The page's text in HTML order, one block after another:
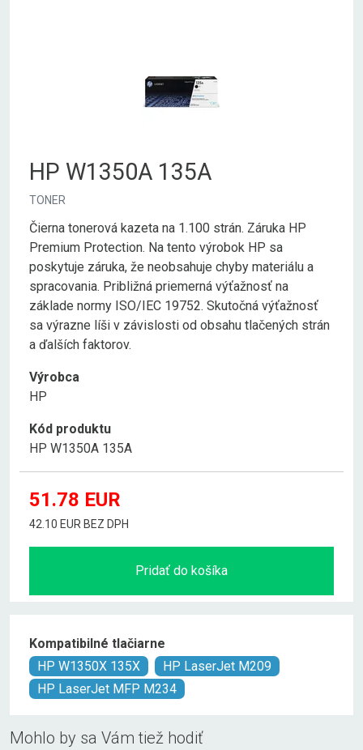
HP W1350A 135A
TONER
Čierna tonerová kazeta na 1.100 strán. Záruka HP
Premium Protection. Na tento výrobok HP sa
poskytuje záruka, že neobsahuje chyby materiálu a
spracovania. Približná priemerná výťažnosť na
základe normy ISO/IEC 19752. Skutočná výťažnosť
sa výrazne líši v závislosti od obsahu tlačených strán
a ďalších faktorov.
Výrobca
HP
Kód produktu
HP W1350A 135A
51.78 EUR
42.10 EUR BEZ DPH
Pridať do košíka
Kompatibilné tlačiarne
HP W1350X 135X
HP LaserJet M209
HP LaserJet MFP M234
Mohlo by sa Vám tiež hodiť